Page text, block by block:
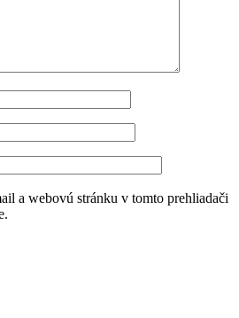
a webovú stránku v tomto prehliadači